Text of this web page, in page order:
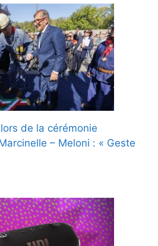
de la cérémonie
– Meloni : « Geste